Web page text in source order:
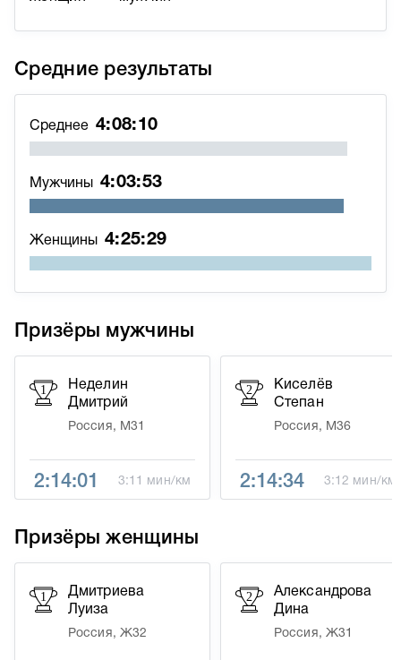
Средние результаты
Среднее 4:08:10
Мужчины 4:03:53
Женщины 4:25:29
Призёры мужчины
1
Неделин
Дмитрий
Россия, М31
2:14:01 3:11 мин/км
2
Киселёв
Степан
Россия, М36
2:14:34 3:12 мин/км
Призёры женщины
1
Дмитриева
Луиза
Россия, Ж32
2
Александрова
Дина
Россия, Ж31